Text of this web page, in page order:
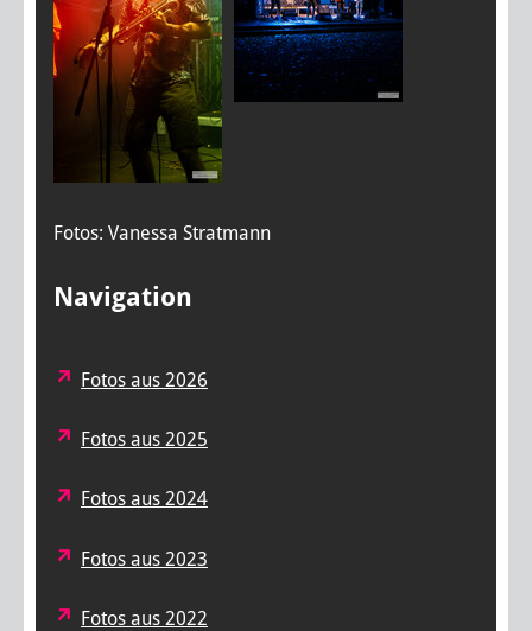
Fotos: Vanessa Stratmann
Navigation
Fotos aus 2026
Fotos aus 2025
Fotos aus 2024
Fotos aus 2023
Fotos aus 2022